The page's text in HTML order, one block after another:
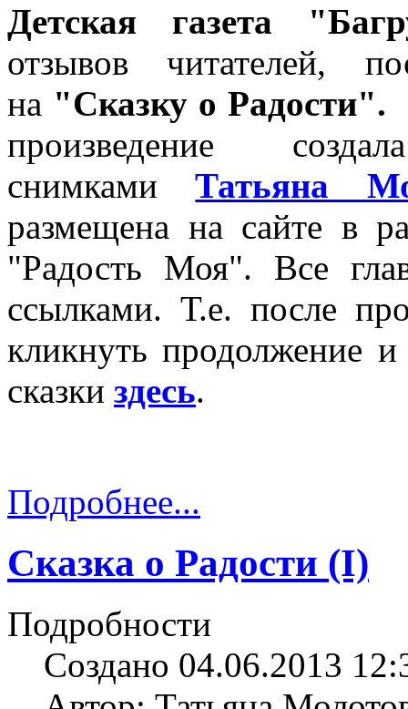
Детская газета
отзывов читателей,
на "Сказку о Радости".
произведение
снимкамиТатьяна
размещена на сайте в
"Радость Моя". Все
ссылками. Т.е. после
кликнуть продолжение
сказки здесь.
Подробнее...
Сказка о Радости (I)
Подробности
Создано 04.06.2013